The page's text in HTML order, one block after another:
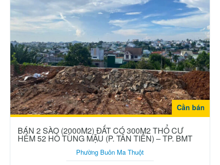
Cần bán
BÁN 2 SÀO (2000M2) ĐẤT CÓ 300M2 THỔ CƯ
HẺM 52 HỒ TÙNG MẬU (P. TÂN TIẾN) – TP. BMT
Phường Buôn Ma Thuột